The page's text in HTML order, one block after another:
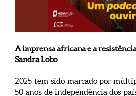
A imprensa africana e a
Sandra Lobo
2025 tem sido marcado por
50 anos de independência dos